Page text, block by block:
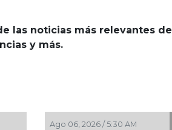
las noticias más relevantes del
y más.
Ago 06, 2026 / 5:30 AM